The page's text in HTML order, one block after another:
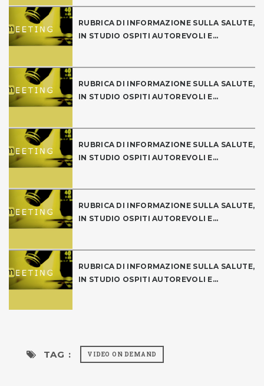
RUBRICA DI INFORMAZIONE SULLA SALUTE,
IN STUDIO OSPITI AUTOREVOLI E...
RUBRICA DI INFORMAZIONE SULLA SALUTE,
IN STUDIO OSPITI AUTOREVOLI E...
RUBRICA DI INFORMAZIONE SULLA SALUTE,
IN STUDIO OSPITI AUTOREVOLI E...
RUBRICA DI INFORMAZIONE SULLA SALUTE,
IN STUDIO OSPITI AUTOREVOLI E...
RUBRICA DI INFORMAZIONE SULLA SALUTE,
IN STUDIO OSPITI AUTOREVOLI E...
TAG : VIDEO ON DEMAND